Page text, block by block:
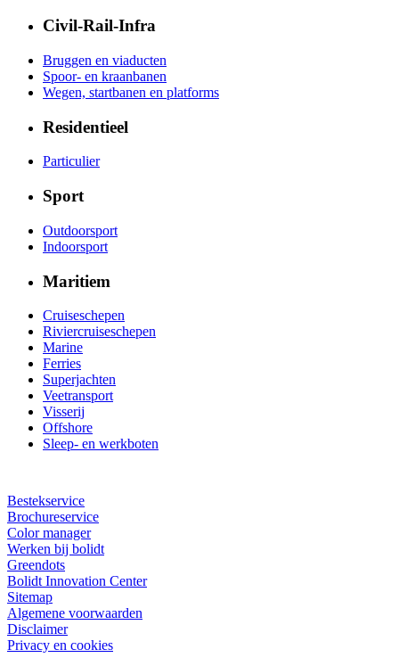
Civil-Rail-Infra
Bruggen en viaducten
Spoor- en kraanbanen
Wegen, startbanen en platforms
Residentieel
Particulier
Sport
Outdoorsport
Indoorsport
Maritiem
Cruiseschepen
Riviercruiseschepen
Marine
Ferries
Superjachten
Veetransport
Visserij
Offshore
Sleep- en werkboten
Bestekservice
Brochureservice
Color manager
Werken bij bolidt
Greendots
Bolidt Innovation Center
Sitemap
Algemene voorwaarden
Disclaimer
Privacy en cookies